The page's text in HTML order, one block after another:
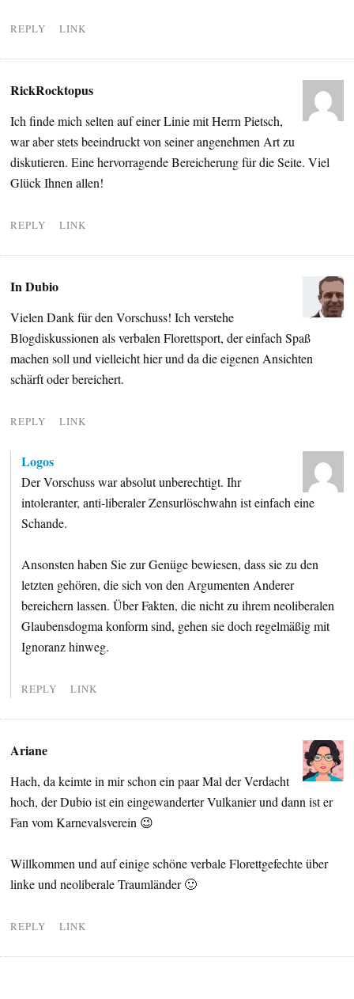
REPLY LINK
RickRocktopus
Ich finde mich selten auf einer Linie mit Herrn Pietsch,
war aber stets beeindruckt von seiner angenehmen Art zu
diskutieren. Eine hervorragende Bereicherung für die Seite. Viel
Glück Ihnen allen!
REPLY LINK
In Dubio
Vielen Dank für den Vorschuss! Ich verstehe
Blogdiskussionen als verbalen Florettsport, der einfach Spaß
machen soll und vielleicht hier und da die eigenen Ansichten
schärft oder bereichert.
REPLY LINK
Logos
Der Vorschuss war absolut unberechtigt. Ihr
intoleranter, anti-liberaler Zensurlöschwahn ist einfach eine
Schande.
Ansonsten haben Sie zur Genüge bewiesen, dass sie zu den
letzten gehören, die sich von den Argumenten Anderer
bereichern lassen. Über Fakten, die nicht zu ihrem neoliberalen
Glaubensdogma konform sind, gehen sie doch regelmäßig mit
Ignoranz hinweg.
REPLY LINK
Ariane
Hach, da keimte in mir schon ein paar Mal der Verdacht
hoch, der Dubio ist ein eingewanderter Vulkanier und dann ist er
Fan vom Karnevalsverein 😉
Willkommen und auf einige schöne verbale Florettgefechte über
linke und neoliberale Traumländer 🙂
REPLY LINK